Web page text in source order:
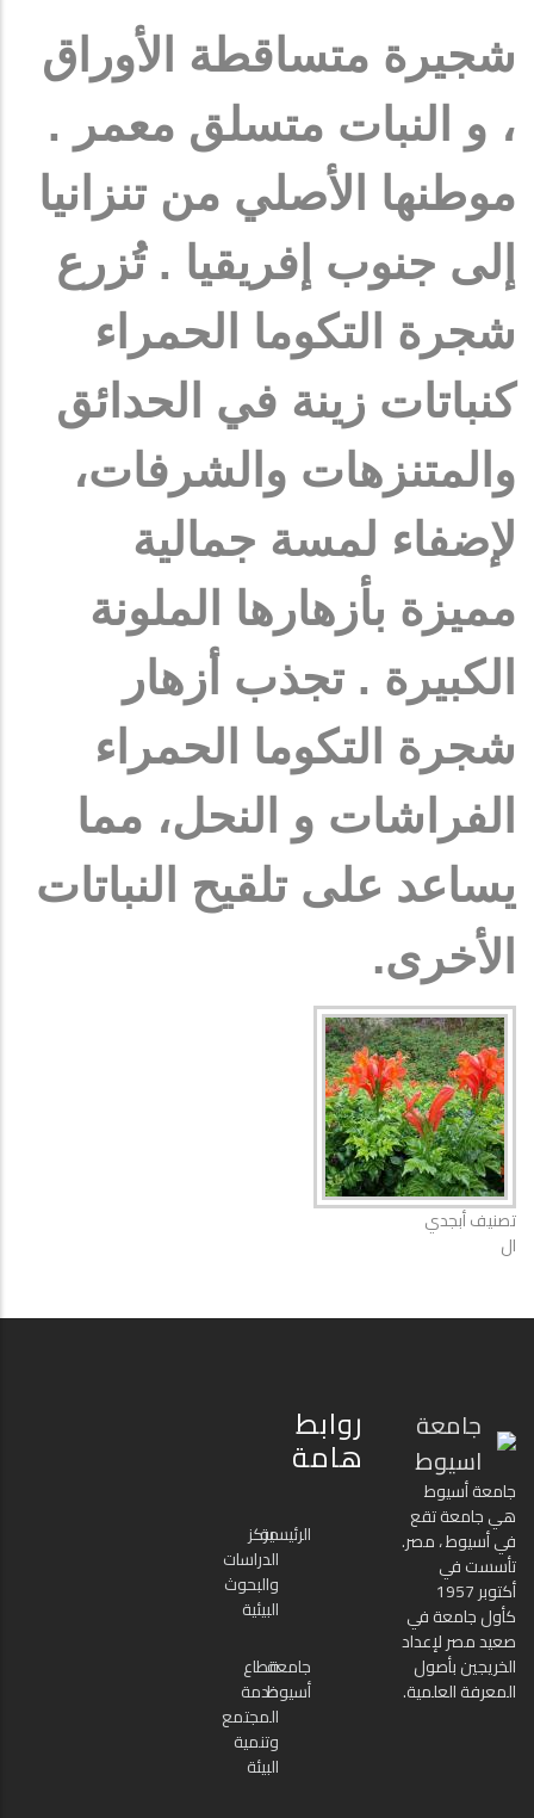
شجيرة متساقطة الأوراق
، و النبات متسلق معمر .
موطنها الأصلي من تنزانيا
إلى جنوب إفريقيا . تُزرع
شجرة التكوما الحمراء
كنباتات زينة في الحدائق
والمتنزهات والشرفات،
لإضفاء لمسة جمالية
مميزة بأزهارها الملونة
الكبيرة . تجذب أزهار
شجرة التكوما الحمراء
الفراشات و النحل، مما
يساعد على تلقيح النباتات
الأخرى.
تصنيف أبجدي
ال
جامعة
اسيوط
جامعة أسيوط
هي جامعة تقع
في أسيوط ، مصر.
تأسست في
أكتوبر 1957
كأول جامعة في
صعيد مصر لإعداد
الخريجين بأصول
المعرفة العلمية.
روابط
هامة
الرئيسية
مركز
الدراسات
والبحوث
البيئية
جامعة
أسيوط
قطاع
خدمة
المجتمع
وتنمية
البيئة